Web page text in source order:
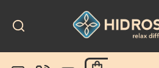
content